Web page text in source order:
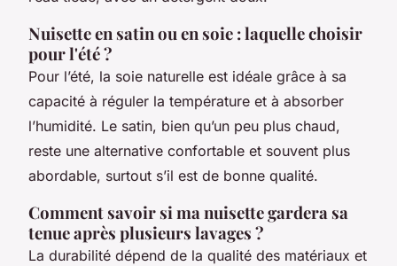
Nuisette en satin ou en soie : laquelle choisir
pour l'été ?
Pour l’été, la soie naturelle est idéale grâce à sa
capacité à réguler la température et à absorber
l’humidité. Le satin, bien qu’un peu plus chaud,
reste une alternative confortable et souvent plus
abordable, surtout s’il est de bonne qualité.
Comment savoir si ma nuisette gardera sa
tenue après plusieurs lavages ?
La durabilité dépend de la qualité des matériaux et